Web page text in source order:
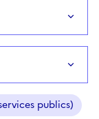
publics)